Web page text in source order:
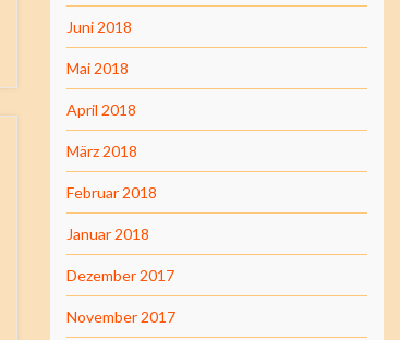
Juni 2018
Mai 2018
April 2018
März 2018
Februar 2018
Januar 2018
Dezember 2017
November 2017